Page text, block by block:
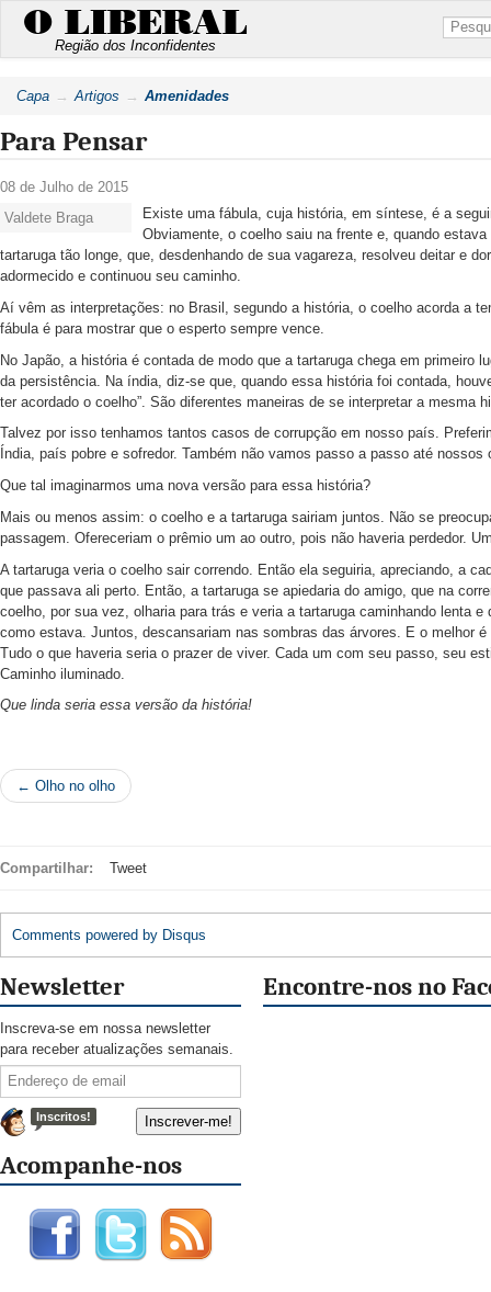
O LIBERAL
Região dos Inconfidentes
Capa Artigos Amenidades
Para Pensar
08 de Julho de 2015
Valdete Braga
Existe uma fábula, cuja história, em síntese, é a
Obviamente, o coelho saiu na frente e, quando
tartaruga tão longe, que, desdenhando de sua vagareza, resolveu deitar e
adormecido e continuou seu caminho.
Aí vêm as interpretações: no Brasil, segundo a história, o coelho acorda a
fábula é para mostrar que o esperto sempre vence.
No Japão, a história é contada de modo que a tartaruga chega em primeiro
da persistência. Na índia, diz-se que, quando essa história foi contada,
ter acordado o coelho”. São diferentes maneiras de se interpretar a mesma
Talvez por isso tenhamos tantos casos de corrupção em nosso país.
Índia, país pobre e sofredor. Também não vamos passo a passo até
Que tal imaginarmos uma nova versão para essa história?
Mais ou menos assim: o coelho e a tartaruga sairiam juntos. Não se
passagem. Ofereceriam o prêmio um ao outro, pois não haveria perdedor.
A tartaruga veria o coelho sair correndo. Então ela seguiria, apreciando, a
que passava ali perto. Então, a tartaruga se apiedaria do amigo, que na
coelho, por sua vez, olharia para trás e veria a tartaruga caminhando lenta
como estava. Juntos, descansariam nas sombras das árvores. E o melhor
Tudo o que haveria seria o prazer de viver. Cada um com seu passo, seu
Caminho iluminado.
Que linda seria essa versão da história!
← Olho no olho
Compartilhar: Tweet
Comments powered by Disqus
Newsletter
Inscreva-se em nossa newsletter
para receber atualizações semanais.
Inscritos!
Acompanhe-nos
Encontre-nos no